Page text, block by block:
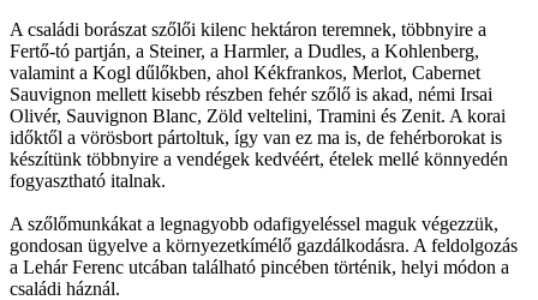
A családi borászat szőlői kilenc hektáron teremnek, többnyire a
Fertő-tó partján, a Steiner, a Harmler, a Dudles, a Kohlenberg,
valamint a Kogl dűlőkben, ahol Kékfrankos, Merlot, Cabernet
Sauvignon mellett kisebb részben fehér szőlő is akad, némi Irsai
Olivér, Sauvignon Blanc, Zöld veltelini, Tramini és Zenit. A korai
időktől a vörösbort pártoltuk, így van ez ma is, de fehérborokat is
készítünk többnyire a vendégek kedvéért, ételek mellé könnyedén
fogyasztható italnak.
A szőlőmunkákat a legnagyobb odafigyeléssel maguk végezzük,
gondosan ügyelve a környezetkímélő gazdálkodásra. A feldolgozás
a Lehár Ferenc utcában található pincében történik, helyi módon a
családi háznál.